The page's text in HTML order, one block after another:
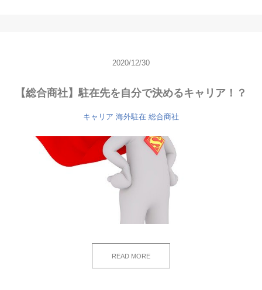
2020/12/30
【総合商社】駐在先を自分で決めるキャリア！？
キャリア 海外駐在 総合商社
READ MORE